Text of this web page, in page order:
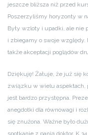
jeszcze bliższa niż przed
Poszerzyliśmy horyzonty w
Były wzloty i upadki, ale nie
i zbiegamy o swoje
także akceptacji poglądów
Dziękuję! Żałuje, że już się
związku w wielu aspektach,
jest bardzo przystępna.
anegdotki dla równowagi i
się znużona. Ważne było
spotkanie z panią doktor. K 34